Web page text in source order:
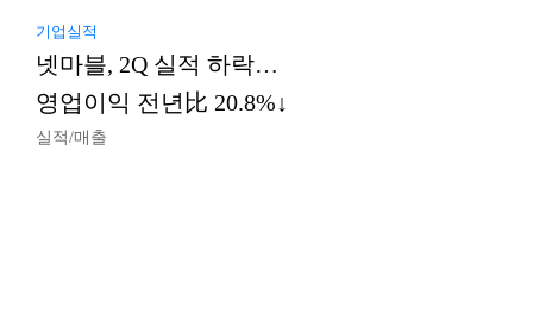
기업실적
넷마블, 2Q 실적 하락…
영업이익 전년比 20.8%↓
실적/매출